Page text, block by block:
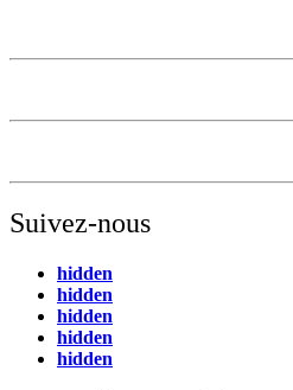
Suivez-nous
hidden
hidden
hidden
hidden
hidden